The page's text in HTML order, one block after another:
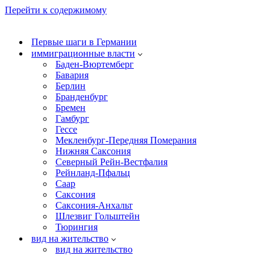
Перейти к содержимому
Первые шаги в Германии
иммиграционные власти
Баден-Вюртемберг
Бавария
Берлин
Бранденбург
Бремен
Гамбург
Гессе
Мекленбург-Передняя Померания
Нижняя Саксония
Северный Рейн-Вестфалия
Рейнланд-Пфальц
Саар
Саксония
Саксония-Анхальт
Шлезвиг Гольштейн
Тюрингия
вид на жительство
вид на жительство